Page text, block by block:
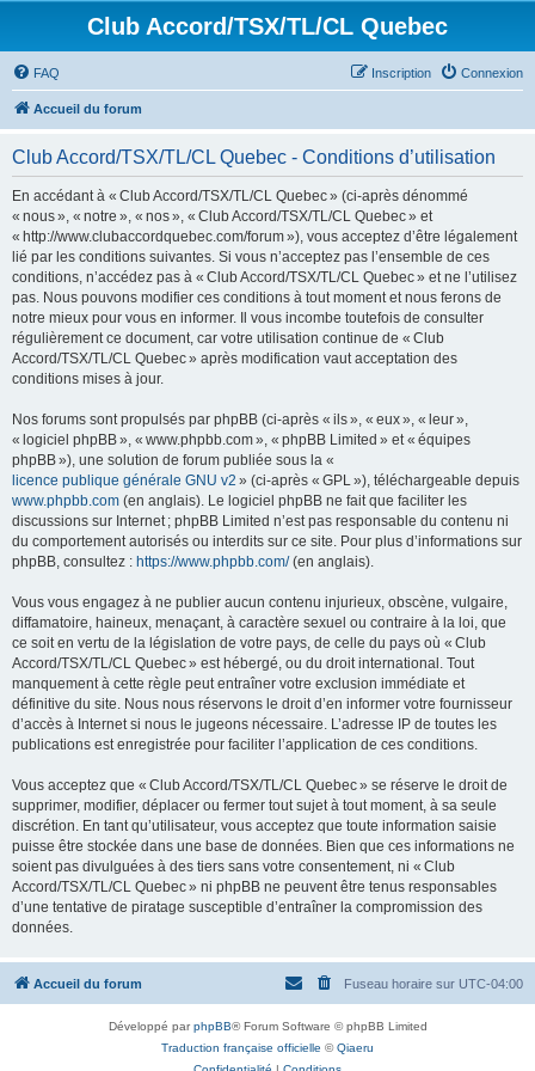
Club Accord/TSX/TL/CL Quebec
FAQ Connexion
Inscription
Accueil du forum
Club Accord/TSX/TL/CL Quebec - Conditions d’utilisation
En accédant à « Club Accord/TSX/TL/CL Quebec » (ci-après dénommé
« nous », « notre », « nos », « Club Accord/TSX/TL/CL Quebec » et
« http://www.clubaccordquebec.com/forum »), vous acceptez d’être légalement
lié par les conditions suivantes. Si vous n’acceptez pas l’ensemble de ces
conditions, n’accédez pas à « Club Accord/TSX/TL/CL Quebec » et ne l’utilisez
pas. Nous pouvons modifier ces conditions à tout moment et nous ferons de
notre mieux pour vous en informer. Il vous incombe toutefois de consulter
régulièrement ce document, car votre utilisation continue de « Club
Accord/TSX/TL/CL Quebec » après modification vaut acceptation des
conditions mises à jour.
Nos forums sont propulsés par phpBB (ci-après « ils », « eux », « leur »,
« logiciel phpBB », « www.phpbb.com », « phpBB Limited » et « équipes
phpBB »), une solution de forum publiée sous la «
licence publique générale GNU v2 » (ci-après « GPL »), téléchargeable depuis
www.phpbb.com (en anglais). Le logiciel phpBB ne fait que faciliter les
discussions sur Internet ; phpBB Limited n’est pas responsable du contenu ni
du comportement autorisés ou interdits sur ce site. Pour plus d’informations sur
phpBB, consultez : https://www.phpbb.com/(en anglais).
Vous vous engagez à ne publier aucun contenu injurieux, obscène, vulgaire,
diffamatoire, haineux, menaçant, à caractère sexuel ou contraire à la loi, que
ce soit en vertu de la législation de votre pays, de celle du pays où « Club
Accord/TSX/TL/CL Quebec » est hébergé, ou du droit international. Tout
manquement à cette règle peut entraîner votre exclusion immédiate et
définitive du site. Nous nous réservons le droit d’en informer votre fournisseur
d’accès à Internet si nous le jugeons nécessaire. L’adresse IP de toutes les
publications est enregistrée pour faciliter l’application de ces conditions.
Vous acceptez que « Club Accord/TSX/TL/CL Quebec » se réserve le droit de
supprimer, modifier, déplacer ou fermer tout sujet à tout moment, à sa seule
discrétion. En tant qu’utilisateur, vous acceptez que toute information saisie
puisse être stockée dans une base de données. Bien que ces informations ne
soient pas divulguées à des tiers sans votre consentement, ni « Club
Accord/TSX/TL/CL Quebec » ni phpBB ne peuvent être tenus responsables
d’une tentative de piratage susceptible d’entraîner la compromission des
données.
Accueil du forum Fuseau horaire sur UTC-04:00
Développé parphpBB® Forum Software © phpBB Limited
Traduction française officielle ©Qiaeru